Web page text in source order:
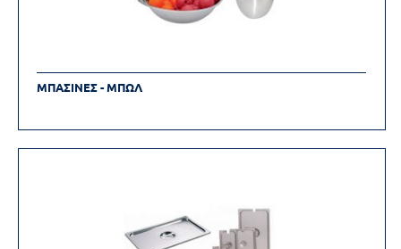
ΜΠΑΣΙΝΕΣ - ΜΠΩΛ